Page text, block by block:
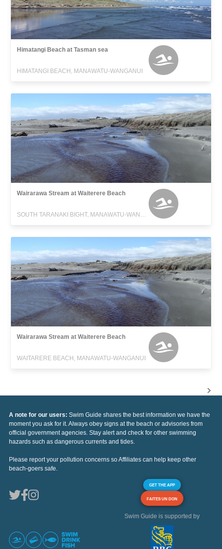
Himatangi Beach at Tasman sea
HIMATANGI BEACH, MANAWATU-WANGANUI
Wairarawa Stream at Waiterere Beach
Wairarawa Stream at Waiterere Beach
WAITARERE BEACH, MANAWATU-WANGANUI
A note for our users: Swim Guide shares the best information we have the
moment you ask for it. Always obey signs at the beach or advisories from
official government agencies. Stay alert and check for other swimming
hazards such as dangerous currents and tides.
Please report your pollution concerns so Affiliates can help keep other
beach-goers safe.
GET THE APP
FAITES UN DON
Swim Guide is supported by